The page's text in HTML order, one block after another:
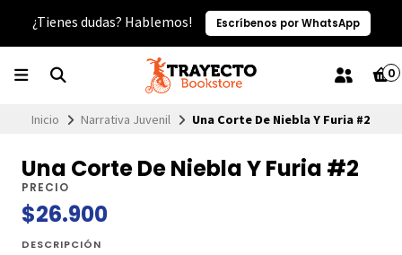
¿Tienes dudas? Hablemos! Escríbenos por WhatsApp
0
Inicio Narrativa Juvenil Una Corte De Niebla Y Furia #2
Una Corte De Niebla Y Furia #2
PRECIO
$26.900
DESCRIPCIÓN